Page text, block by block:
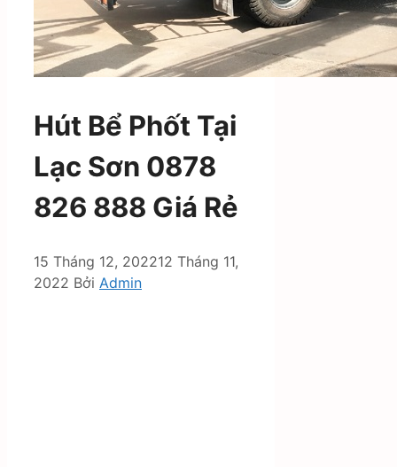
Hút Bể Phốt Tại
Lạc Sơn 0878
826 888 Giá Rẻ
15 Tháng 12, 202212 Tháng 11,
2022 Bởi Admin